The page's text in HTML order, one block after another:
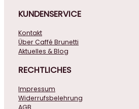
KUNDENSERVICE
Kontakt
Über Caffé Brunetti
Aktuelles & Blog
RECHTLICHES
Impressum
Widerrufsbelehrung